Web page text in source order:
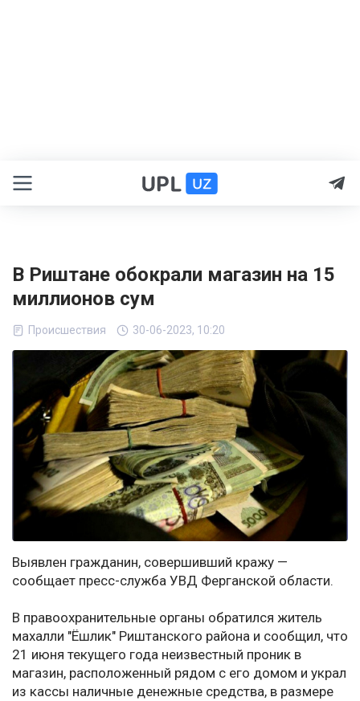
В Риштане обокрали магазин на 15
миллионов сум
Происшествия 30-06-2023, 10:20
Выявлен гражданин, совершивший кражу —
сообщает пресс-служба УВД Ферганской области.
В правоохранительные органы обратился житель
махалли "Ёшлик" Риштанского района и сообщил, что
21 июня текущего года неизвестный проник в
магазин, расположенный рядом с его домом и украл
из кассы наличные денежные средства, в размере